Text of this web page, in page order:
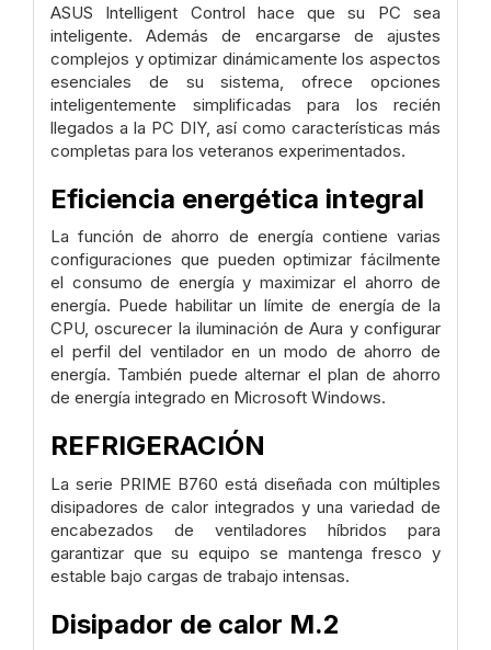
ASUS Intelligent Control hace que su PC sea
inteligente. Además de encargarse de ajustes
complejos y optimizar dinámicamente los aspectos
esenciales de su sistema, ofrece opciones
inteligentemente simplificadas para los recién
llegados a la PC DIY, así como características más
completas para los veteranos experimentados.
Eficiencia energética integral
La función de ahorro de energía contiene varias
configuraciones que pueden optimizar fácilmente
el consumo de energía y maximizar el ahorro de
energía. Puede habilitar un límite de energía de la
CPU, oscurecer la iluminación de Aura y configurar
el perfil del ventilador en un modo de ahorro de
energía. También puede alternar el plan de ahorro
de energía integrado en Microsoft Windows.
REFRIGERACIÓN
La serie PRIME B760 está diseñada con múltiples
disipadores de calor integrados y una variedad de
encabezados de ventiladores híbridos para
garantizar que su equipo se mantenga fresco y
estable bajo cargas de trabajo intensas.
Disipador de calor M.2